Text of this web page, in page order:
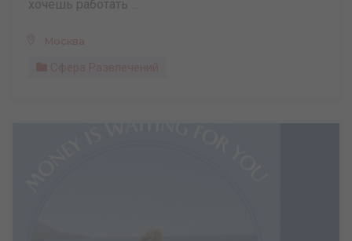
хочешь работать ...
Москва
Сфера Развлечений